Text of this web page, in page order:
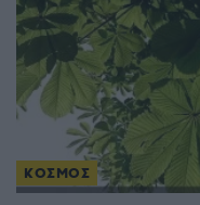
ΚΟΣΜΟΣ